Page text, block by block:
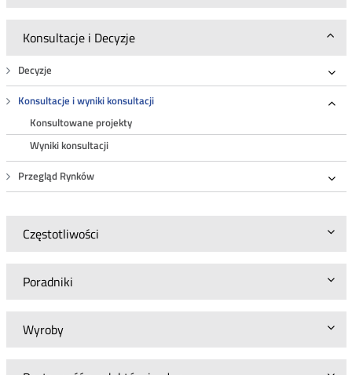
Konsultacje i Decyzje
Decyzje
Konsultacje i wyniki konsultacji
Konsultowane projekty
Wyniki konsultacji
Przegląd Rynków
Częstotliwości
Poradniki
Wyroby